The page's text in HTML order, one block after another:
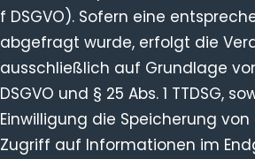
f DSGVO). Sofern eine
abgefragt wurde, erfolgt die
ausschließlich auf Grundlage von
DSGVO und § 25 Abs. 1 TTDSG,
Einwilligung die Speicherung
Zugriff auf Informationen im